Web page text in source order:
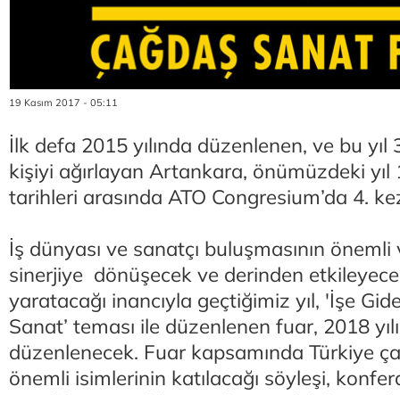
19 Kasım 2017 - 05:11
İlk defa 2015 yılında düzenlenen, ve bu yıl
kişiyi ağırlayan Artankara, önümüzdeki
tarihleri arasında ATO Congresium’da 4.
İş dünyası ve sanatçı buluşmasının
sinerjiye dönüşecek ve derinden
yaratacağı inancıyla geçtiğimiz yıl, 'İşe
Sanat’ teması ile düzenlenen fuar, 2018
düzenlenecek. Fuar kapsamında Türkiye
önemli isimlerinin katılacağı söyleşi,